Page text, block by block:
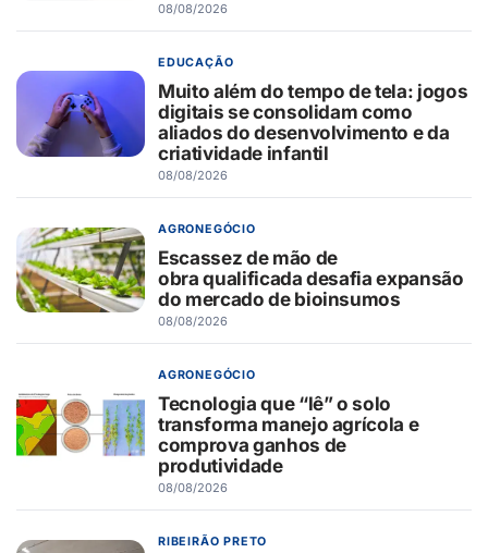
08/08/2026
EDUCAÇÃO
Muito além do tempo de tela: jogos
digitais se consolidam como
aliados do desenvolvimento e da
criatividade infantil
08/08/2026
AGRONEGÓCIO
Escassez de mão de
obra qualificada desafia expansão
do mercado de bioinsumos
08/08/2026
AGRONEGÓCIO
Tecnologia que “lê” o solo
transforma manejo agrícola e
comprova ganhos de
produtividade
08/08/2026
RIBEIRÃO PRETO